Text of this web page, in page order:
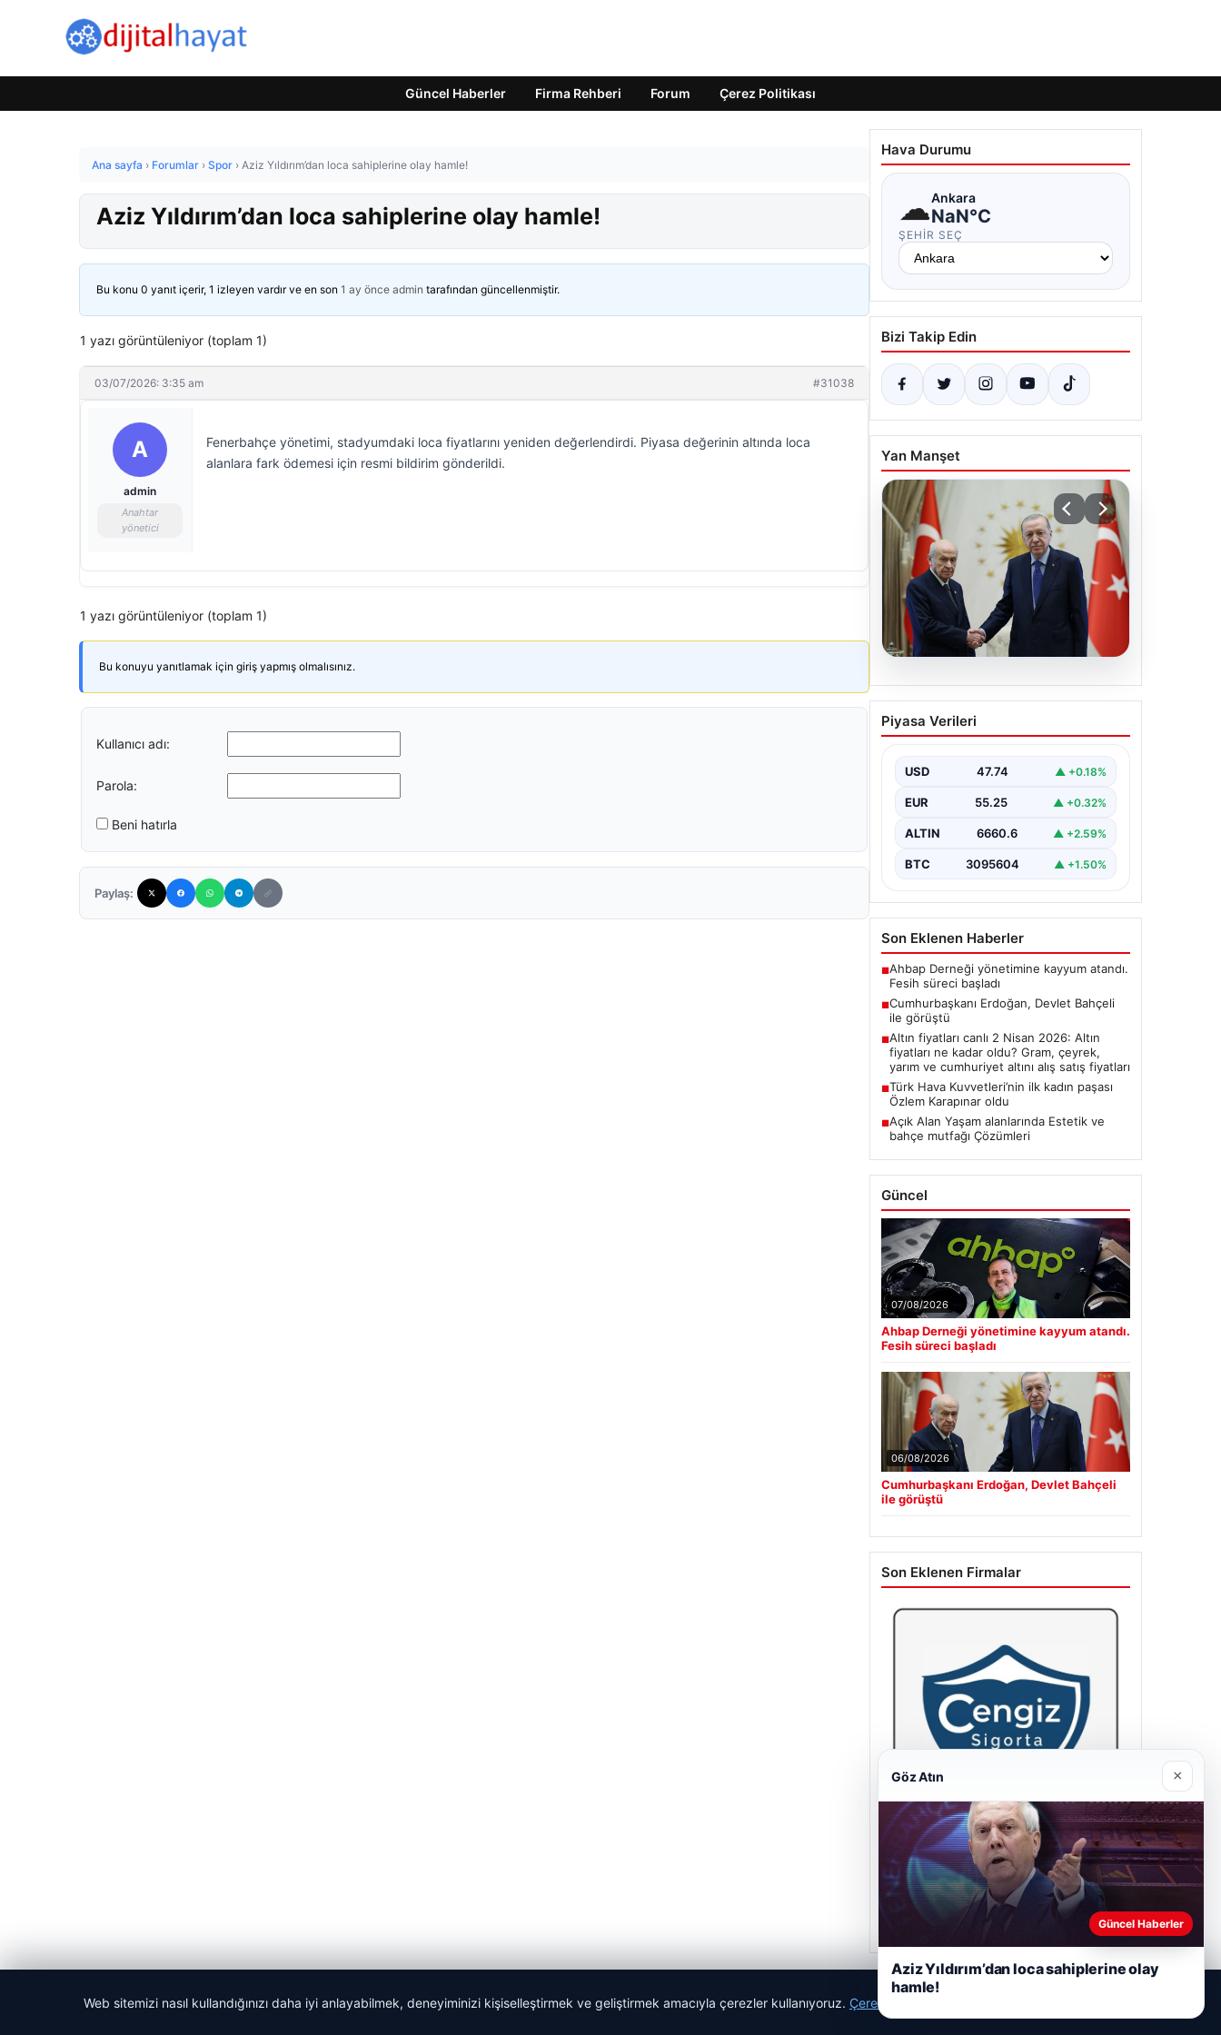
Güncel Haberler Firma Rehberi Forum Çerez Politikası
Ana sayfa › Forumlar › Spor › Aziz Yıldırım’dan loca sahiplerine olay hamle!
Aziz Yıldırım’dan loca sahiplerine olay hamle!
Bu konu 0 yanıt içerir, 1 izleyen vardır ve en son 1 ay önce admin tarafından güncellenmiştir.
1 yazı görüntüleniyor (toplam 1)
03/07/2026: 3:35 am #31038
A
admin
Anahtar
yönetici
Fenerbahçe yönetimi, stadyumdaki loca fiyatlarını yeniden değerlendirdi. Piyasa değerinin altında loca
alanlara fark ödemesi için resmi bildirim gönderildi.
1 yazı görüntüleniyor (toplam 1)
Bu konuyu yanıtlamak için giriş yapmış olmalısınız.
Kullanıcı adı:
Parola:
Beni hatırla
Paylaş:
Hava Durumu
☁Ankara
NaN°C
ŞEHIR SEÇ
Bizi Takip Edin
Yan Manşet
06.08.2026
Cumhurbaşkanı Erdoğan,
Devlet Bahçeli ile görüştü
Piyasa Verileri
USD 47.74 ▲ +0.18%
EUR 55.25 ▲ +0.32%
ALTIN 6660.6 ▲ +2.59%
BTC 3095604 ▲ +1.50%
Son Eklenen Haberler
■Ahbap Derneği yönetimine kayyum atandı.
Fesih süreci başladı
■Cumhurbaşkanı Erdoğan, Devlet Bahçeli
ile görüştü
■Altın fiyatları canlı 2 Nisan 2026: Altın
fiyatları ne kadar oldu? Gram, çeyrek,
yarım ve cumhuriyet altını alış satış fiyatları
■Türk Hava Kuvvetleri’nin ilk kadın paşası
Özlem Karapınar oldu
■Açık Alan Yaşam alanlarında Estetik ve
bahçe mutfağı Çözümleri
Güncel
07/08/2026
Ahbap Derneği yönetimine kayyum atandı.
Fesih süreci başladı
06/08/2026
Cumhurbaşkanı Erdoğan, Devlet Bahçeli
ile görüştü
Son Eklenen Firmalar
Cengiz Sigorta
23/06/2026
Web sitemizi nasıl kullandığınızı daha iyi anlayabilmek, deneyiminizi kişiselleştirmek ve geliştirmek amacıyla çerezler kullanıyoruz. Çerez Politikamız
Göz Atın ×
Güncel Haberler
Aziz Yıldırım’dan loca sahiplerine olay
hamle!